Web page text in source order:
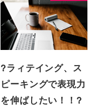
?ラィテイング、ス
ピーキングで表現力
を伸ばしたい！！?